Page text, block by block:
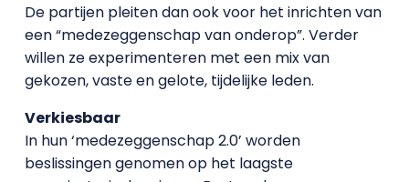
De partijen pleiten dan ook voor het inrichten van
een “medezeggenschap van onderop”. Verder
willen ze experimenteren met een mix van
gekozen, vaste en gelote, tijdelijke leden.
Verkiesbaar
In hun ‘medezeggenschap 2.0’ worden
beslissingen genomen op het laagste